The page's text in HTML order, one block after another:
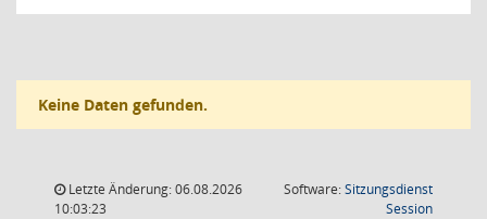
Keine Daten gefunden.
Letzte Änderung: 06.08.2026
10:03:23
Software:Sitzungsdienst
Session(Wird in